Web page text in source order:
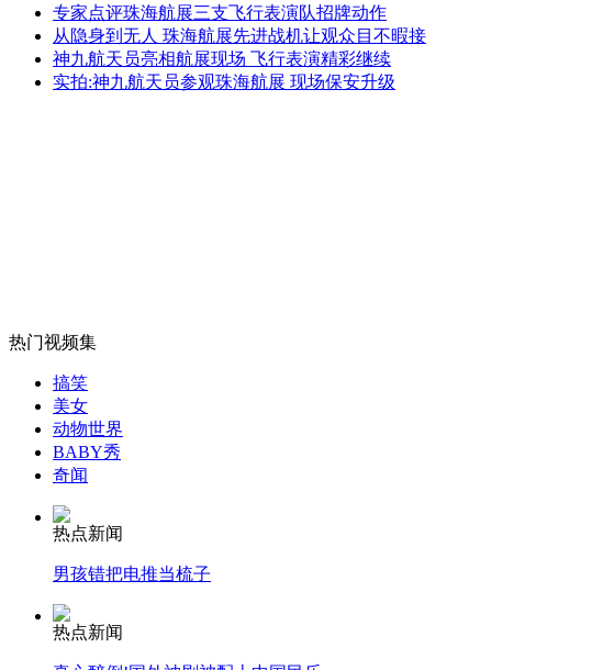
女子丢垃圾被拒 往环卫工脸上抹粪
无痛分娩是否安全 医生回应
外交部：反对强权政治霸凌主义
外交部：有关国家言论片面不公正
安徽一实载49人客车翻车
专家点评珠海航展三支飞行表演队招牌动作
从隐身到无人 珠海航展先进战机让观众目不暇接
神九航天员亮相航展现场 飞行表演精彩继续
实拍:神九航天员参观珠海航展 现场保安升级
热门视频集
搞笑
美女
动物世界
BABY秀
奇闻
热点新闻
男孩错把电推当梳子
热点新闻